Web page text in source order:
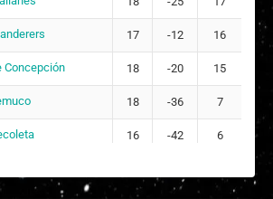
17 -12 16
Concepción 18 -20 15
18 -36 7
16 -42 6